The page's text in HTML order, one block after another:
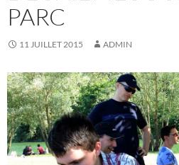
PARC
11 JUILLET 2015 ADMIN